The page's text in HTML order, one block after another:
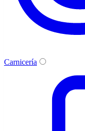
Carnicería